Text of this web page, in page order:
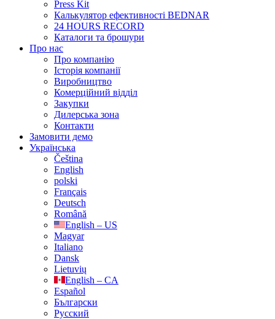
Press Kit
Калькулятор ефективності BEDNAR
24 HOURS RECORD
Каталоги та брошури
Про нас
Про компанію
Історія компанії
Виробництво
Комерційний відділ
Закупки
Дилерська зона
Контакти
Замовити демо
Українська
Čeština
English
polski
Français
Deutsch
Română
English – US
Magyar
Italiano
Dansk
Lietuvių
English – CA
Español
Български
Русский